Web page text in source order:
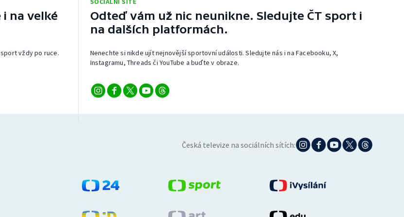
na velké
vždy po ruce.
Odteď vám už nic neunikne. Sledujte ČT sport i
na dalších platformách.
Nenechte si nikde ujít nejnovější sportovní události. Sledujte nás i na Facebooku, X,
Instagramu, Threads či YouTube a buďte v obraze.
Česká televize na sociálních sítích: